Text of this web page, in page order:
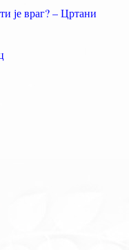
је враг? – Цртани